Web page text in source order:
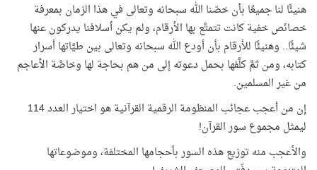
هنيئًا لنا جميعًا بأن خصّنا الله سبحانه وتعالى في هذا الزمان بمعرفة
خصائص خفية كانت تتمتَّع بها الأرقام، ولم يكن أسلافنا يدركون عنها
شيئًا.. وهنيئًا للأرقام بأن أودع الله سبحانه وتعالى بين طيَّاتها أسرار
كتابه، ومن ثمَّ كلَّفها بحمل دعوته إلى من هم بحاجة لها وخاصَّة الأعاجم
من غير المسلمين.
إن من أعجب عجائب المنظومة الرقمية القرآنية هو اختيار العدد 114
ليمثل مجموع سور القرآن!
والأعجب منه توزيع هذه السور بأحجامها المختلفة، وموضوعاتها